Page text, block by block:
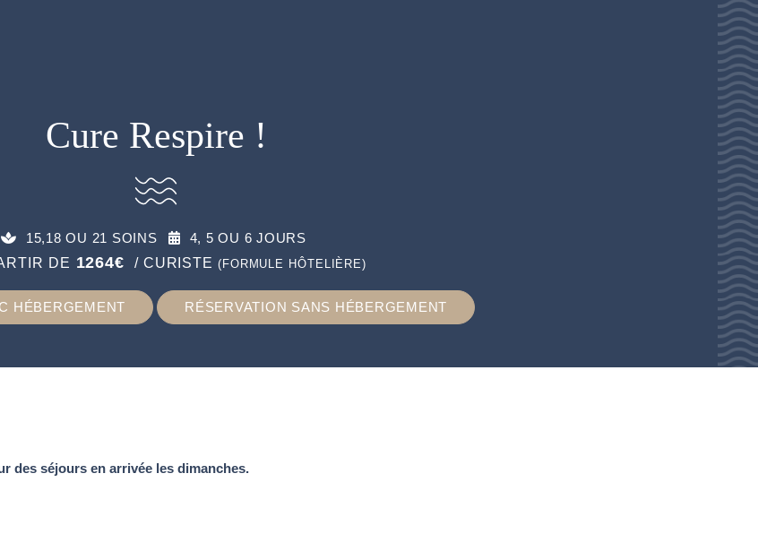
Cure Respire !
15,18 OU 21 SOINS
4, 5 OU 6 JOURS
DE 1264€ / CURISTE (FORMULE HÔTELIÈRE)
HÉBERGEMENT RÉSERVATION SANS HÉBERGEMENT
des séjours en arrivée les dimanches.